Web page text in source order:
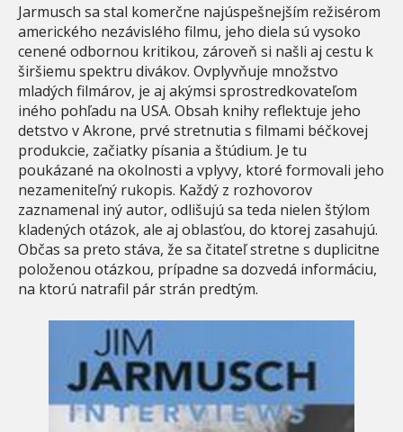
Jarmusch sa stal komerčne najúspešnejším režisérom
amerického nezávislého filmu, jeho diela sú vysoko
cenené odbornou kritikou, zároveň si našli aj cestu k
širšiemu spektru divákov. Ovplyvňuje množstvo
mladých filmárov, je aj akýmsi sprostredkovateľom
iného pohľadu na USA. Obsah knihy reflektuje jeho
detstvo v Akrone, prvé stretnutia s filmami béčkovej
produkcie, začiatky písania a štúdium. Je tu
poukázané na okolnosti a vplyvy, ktoré formovali jeho
nezameniteľný rukopis. Každý z rozhovorov
zaznamenal iný autor, odlišujú sa teda nielen štýlom
kladených otázok, ale aj oblasťou, do ktorej zasahujú.
Občas sa preto stáva, že sa čitateľ stretne s duplicitne
položenou otázkou, prípadne sa dozvedá informáciu,
na ktorú natrafil pár strán predtým.